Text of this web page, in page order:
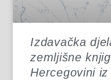
Izdavačka
zemljišne
Hercegovini